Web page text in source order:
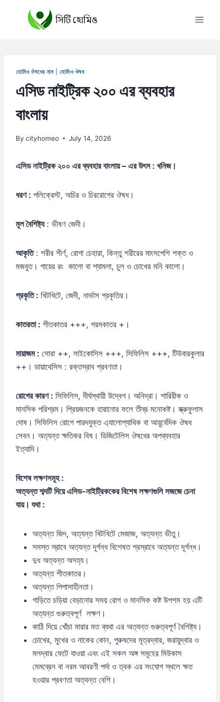
হোমিও ঔষধের নাম |হোমিও ঔষধ
এসিড নাইট্রিক ২০০ এর ব্যবহার
বাংলায়
By cityhomeo July 14, 2026
এসিড নাইট্রিক ২০০ এর ব্যবহার বাংলায় – এর উৎস : খনিজ।
ধরণ : পলিক্রেস্ট, অচির ও চিররোগের ঔষধ।
মূল বৈশিষ্ট্য: ভীষণ জেদী।
আকৃতি: শরীর শীর্ণ, রোগা চেহারা, কিন্তু শরীরের মাংসপেশি শক্ত ও
মজবুত। গায়ের রং কালো বা শ্যামলা, চুল ও চোখের মনি কালো।
প্রকৃতি : খিটখিটে, জেদী, নার্ভাস প্রকৃতির।
কাতরতা : শীতকাতর +++, গরমকাতর +।
মায়াজম : সোরা ++, সাইকোসিস +++, সিফিলিস +++, টিউবারকুলার
++। ডায়াথেসিস : রক্তস্রাব প্রবণতা।
রোগের কারণ : সিফিলিস, দীর্ঘস্থায়ী উদ্বেগ। অনিদ্রা। শারিরীক ও
মানসিক পরিশ্রম। প্রিয়জনকে হারানোর ফলে তীব্র মনোকষ্ট। স্ক্রুফুলাস
দোষ। সিফিলিস রোগে পারদযুক্ত এ্যালোপ্যাথিক বা আয়ুর্বেদিক ঔষধ
সেবন। অত্যন্ত ক্ষতিকর বিষ। ডিজিটেলিস ঔষধের অপব্যবহার
ইত্যাদি।
বিশেষলক্ষণসমূহ :
অত্যন্ত শব্দটি দিয়ে এসিড-নাইট্রিককের বিশেষ লক্ষণগুলি সজজে চেনা
যায়। যথা :
অত্যন্ত জিদ, অত্যন্ত খিটখিটে মেজাজ, অত্যন্ত ভীতু।
সমস্ত স্রাবে অত্যন্ত দূর্গন্ধ বিশেষত প্রস্রাবে অত্যন্ত দূর্গন্ধ।
দুধ অত্যন্ত অসহ্য।
অত্যন্ত শীতকাতর।
অত্যন্ত পিপাসাহীনতা।
গাড়িতে চড়িয়া বেড়ানোর সময় রোগ ও মানসিক কষ্ট উপশম হয় এটি
অত্যন্ত গুরুত্বপূর্ণ লক্ষণ।
কাঠি দিয়ে খোঁচা মারার মত ব্যথা এর অত্যন্ত গুরুত্বপূর্ণ বৈশিষ্ট্য।
চোখের, মুখের ও নাকের কোন, পুরুষদের মূত্রদ্বার, জরায়ুদ্বার ও
মলদ্বার ফেটে যাওয়া এবং এই সকল অঙ্গ সমূহের মিউকাস
মেমব্রেন বা নরম আবরণী পর্দা ও ত্বক এর সংযোগ স্থলে ক্ষত
হওয়ার প্রবণতা অত্যন্ত বেশি।